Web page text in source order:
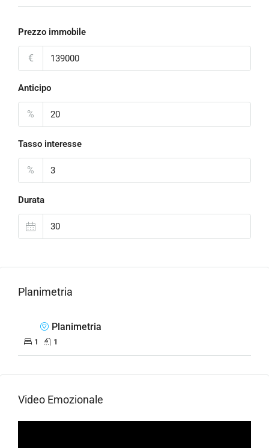
Prezzo immobile
€
Anticipo
%
Tasso interesse
%
Durata
Planimetria
Planimetria
1 1
Video Emozionale